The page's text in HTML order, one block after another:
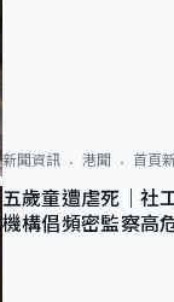
新聞資訊 港聞 首頁
五歲童遭虐死｜社
機構倡頻密監察高